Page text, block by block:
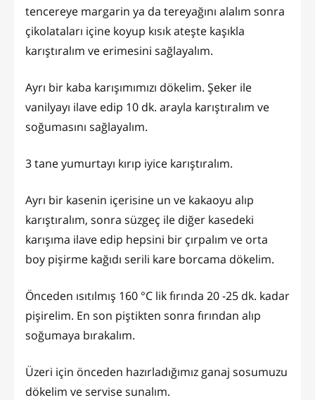
tencereye margarin ya da tereyağını alalım sonra
çikolataları içine koyup kısık ateşte kaşıkla
karıştıralım ve erimesini sağlayalım.
Ayrı bir kaba karışımımızı dökelim. Şeker ile
vanilyayı ilave edip 10 dk. arayla karıştıralım ve
soğumasını sağlayalım.
3 tane yumurtayı kırıp iyice karıştıralım.
Ayrı bir kasenin içerisine un ve kakaoyu alıp
karıştıralım, sonra süzgeç ile diğer kasedeki
karışıma ilave edip hepsini bir çırpalım ve orta
boy pişirme kağıdı serili kare borcama dökelim.
Önceden ısıtılmış 160 °C lik fırında 20 -25 dk. kadar
pişirelim. En son piştikten sonra fırından alıp
soğumaya bırakalım.
Üzeri için önceden hazırladığımız ganaj sosumuzu
dökelim ve servise sunalım.